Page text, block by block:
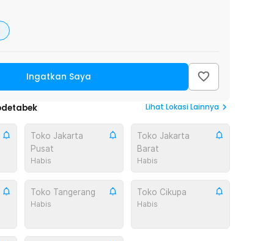
Ingatkan Saya
Lihat Lokasi Lainnya
Toko Jakarta
Pusat
Habis
Toko Jakarta
Barat
Habis
Toko Tangerang
Habis
Toko Cikupa
Habis